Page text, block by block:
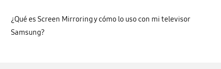
¿Qué es Screen Mirroring y cómo lo uso con mi televisor
Samsung?